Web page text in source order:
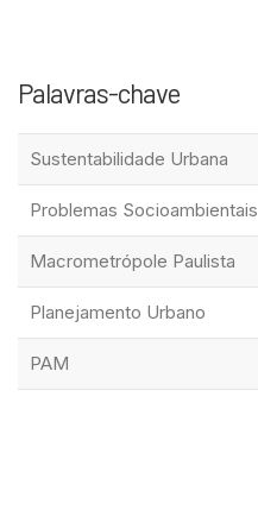
Palavras-chave
Sustentabilidade Urbana
Problemas Socioambientais
Macrometrópole Paulista
Planejamento Urbano
PAM